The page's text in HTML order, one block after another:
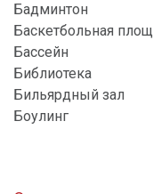
Бадминтон
Баскетбольная
Бассейн
Библиотека
Бильярдный зал
Боулинг